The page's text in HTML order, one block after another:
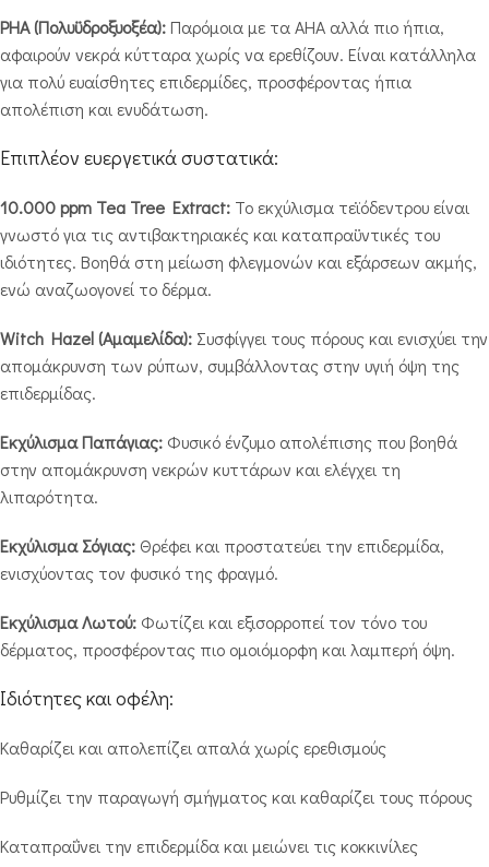
PHA (Πολυϋδροξυοξέα):Παρόμοια με τα AHA αλλά πιο ήπια,
αφαιρούν νεκρά κύτταρα χωρίς να ερεθίζουν. Είναι κατάλληλα
για πολύ ευαίσθητες επιδερμίδες, προσφέροντας ήπια
απολέπιση και ενυδάτωση.
Επιπλέον ευεργετικά συστατικά:
10.000 ppm Tea Tree Extract: Το εκχύλισμα τεϊόδεντρου είναι
γνωστό για τις αντιβακτηριακές και καταπραϋντικές του
ιδιότητες. Βοηθά στη μείωση φλεγμονών και εξάρσεων ακμής,
ενώ αναζωογονεί το δέρμα.
Witch Hazel (Αμαμελίδα): Συσφίγγει τους πόρους και ενισχύει την
απομάκρυνση των ρύπων, συμβάλλοντας στην υγιή όψη της
επιδερμίδας.
Εκχύλισμα Παπάγιας: Φυσικό ένζυμο απολέπισης που βοηθά
στην απομάκρυνση νεκρών κυττάρων και ελέγχει τη
λιπαρότητα.
Εκχύλισμα Σόγιας: Θρέφει και προστατεύει την επιδερμίδα,
ενισχύοντας τον φυσικό της φραγμό.
Εκχύλισμα Λωτού: Φωτίζει και εξισορροπεί τον τόνο του
δέρματος, προσφέροντας πιο ομοιόμορφη και λαμπερή όψη.
Ιδιότητες και οφέλη:
Καθαρίζει και απολεπίζει απαλά χωρίς ερεθισμούς
Ρυθμίζει την παραγωγή σμήγματος και καθαρίζει τους πόρους
Καταπραΰνει την επιδερμίδα και μειώνει τις κοκκινίλες